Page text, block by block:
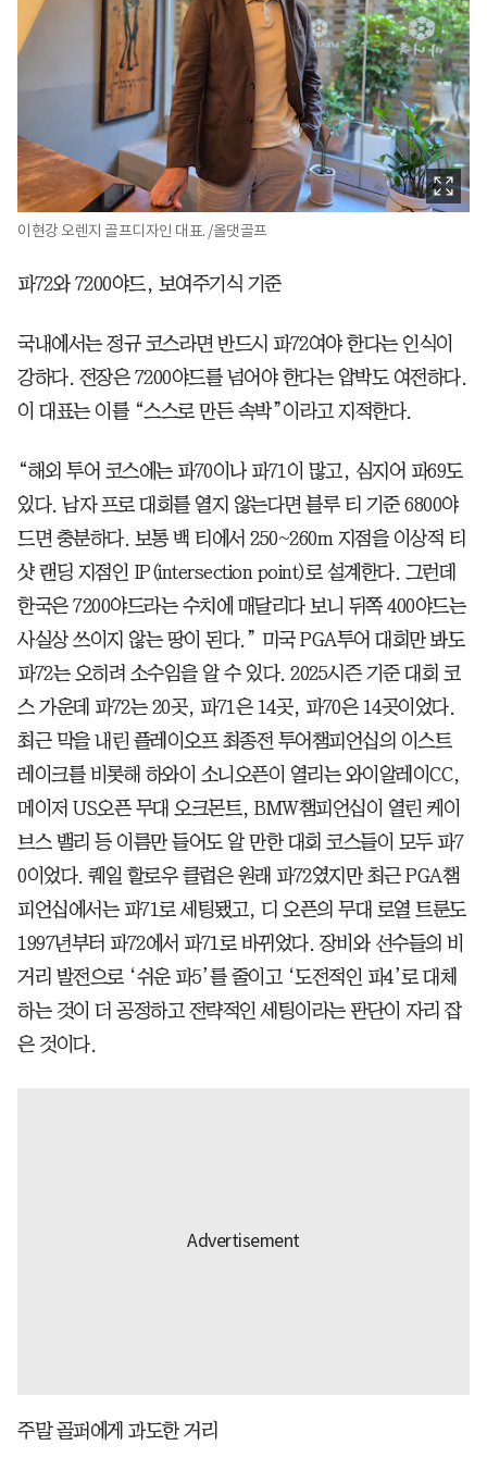
이현강 오렌지 골프디자인 대표. /올댓골프
파72와 7200야드, 보여주기식 기준
국내에서는 정규 코스라면 반드시 파72여야 한다는 인식이
강하다. 전장은 7200야드를 넘어야 한다는 압박도 여전하다.
이 대표는 이를 “스스로 만든 속박”이라고 지적한다.
“해외 투어 코스에는 파70이나 파71이 많고, 심지어 파69도
있다. 남자 프로 대회를 열지 않는다면 블루 티 기준 6800야
드면 충분하다. 보통 백 티에서 250~260m 지점을 이상적 티
샷 랜딩 지점인 IP(intersection point)로 설계한다. 그런데
한국은 7200야드라는 수치에 매달리다 보니 뒤쪽 400야드는
사실상 쓰이지 않는 땅이 된다.” 미국 PGA투어 대회만 봐도
파72는 오히려 소수임을 알 수 있다. 2025시즌 기준 대회 코
스 가운데 파72는 20곳, 파71은 14곳, 파70은 14곳이었다.
최근 막을 내린 플레이오프 최종전 투어챔피언십의 이스트
레이크를 비롯해 하와이 소니오픈이 열리는 와이알레이CC,
메이저 US오픈 무대 오크몬트, BMW챔피언십이 열린 케이
브스 밸리 등 이름만 들어도 알 만한 대회 코스들이 모두 파7
0이었다. 퀘일 할로우 클럽은 원래 파72였지만 최근 PGA챔
피언십에서는 파71로 세팅됐고, 디 오픈의 무대 로열 트룬도
1997년부터 파72에서 파71로 바뀌었다. 장비와 선수들의 비
거리 발전으로 ‘쉬운 파5’를 줄이고 ‘도전적인 파4’로 대체
하는 것이 더 공정하고 전략적인 세팅이라는 판단이 자리 잡
은 것이다.
주말 골퍼에게 과도한 거리